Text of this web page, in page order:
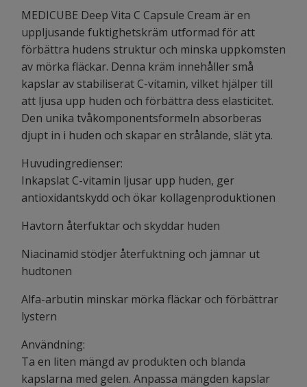
MEDICUBE Deep Vita C Capsule Cream är en
uppljusande fuktighetskräm utformad för att
förbättra hudens struktur och minska uppkomsten
av mörka fläckar. Denna kräm innehåller små
kapslar av stabiliserat C-vitamin, vilket hjälper till
att ljusa upp huden och förbättra dess elasticitet.
Den unika tvåkomponentsformeln absorberas
djupt in i huden och skapar en strålande, slät yta.
Huvudingredienser:
Inkapslat C-vitamin ljusar upp huden, ger
antioxidantskydd och ökar kollagenproduktionen
Havtorn återfuktar och skyddar huden
Niacinamid stödjer återfuktning och jämnar ut
hudtonen
Alfa-arbutin minskar mörka fläckar och förbättrar
lystern
Användning:
Ta en liten mängd av produkten och blanda
kapslarna med gelen. Anpassa mängden kapslar